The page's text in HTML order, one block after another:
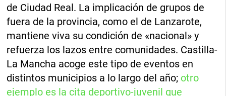
de Ciudad Real. La implicación de grupos de
fuera de la provincia, como el de Lanzarote,
mantiene viva su condición de «nacional» y
refuerza los lazos entre comunidades. Castilla-
La Mancha acoge este tipo de eventos en
distintos municipios a lo largo del año; otro
ejemplo es la cita deportivo-juvenil que